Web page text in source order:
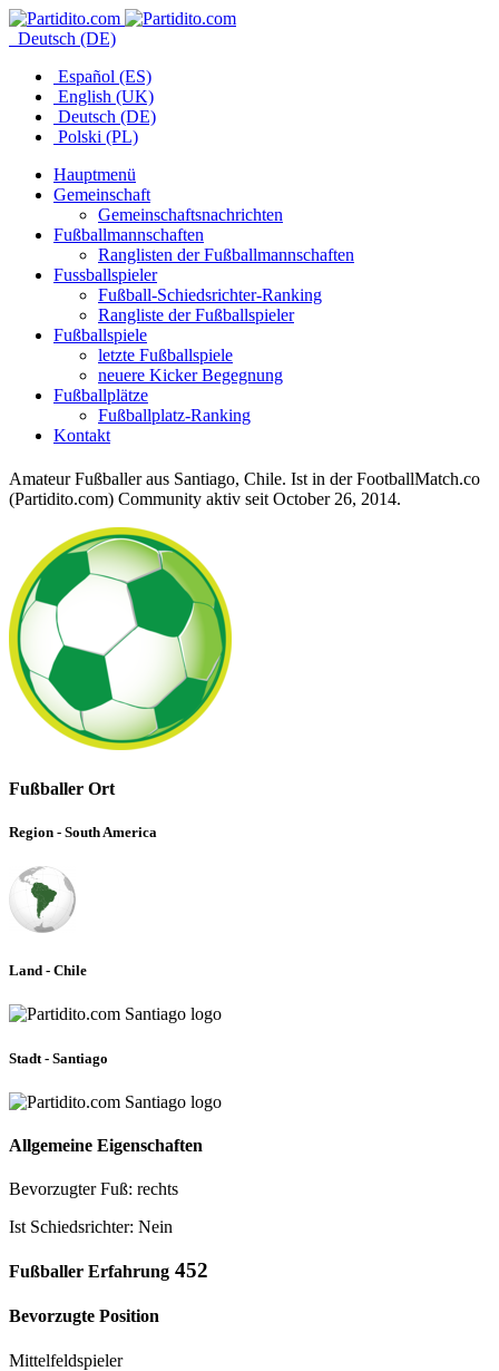
Deutsch (DE)
Español (ES)
English (UK)
Deutsch (DE)
Polski (PL)
Hauptmenü
Gemeinschaft
Gemeinschaftsnachrichten
Fußballmannschaften
Ranglisten der Fußballmannschaften
Fussballspieler
Fußball-Schiedsrichter-Ranking
Rangliste der Fußballspieler
Fußballspiele
letzte Fußballspiele
neuere Kicker Begegnung
Fußballplätze
Fußballplatz-Ranking
Kontakt
Amateur Fußballer aus Santiago, Chile. Ist in der FootballMatch.co
(Partidito.com) Community aktiv seit October 26, 2014.
Fußballer Ort
Region - South America
Land - Chile
Stadt - Santiago
Allgemeine Eigenschaften
Bevorzugter Fuß: rechts
Ist Schiedsrichter: Nein
Fußballer Erfahrung 452
Bevorzugte Position
Mittelfeldspieler